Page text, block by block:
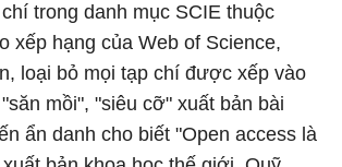
trong danh mục SCIE thuộc
xếp hạng của Web of Science,
loại bỏ mọi tạp chí được xếp vào
mồi", "siêu cỡ" xuất bản bài
ẩn danh cho biết "Open access là